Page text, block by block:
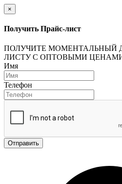
×
Получить Прайс-лист
ПОЛУЧИТЕ МОМЕНТАЛЬНЫЙ
ЛИСТУ С ОПТОВЫМИ
Имя
Телефон
Отправить